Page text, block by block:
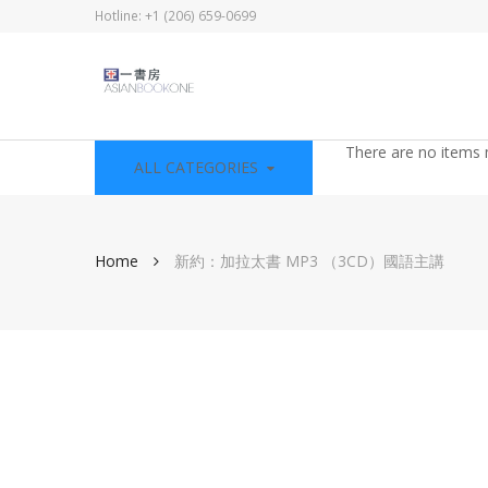
Hotline: +1 (206) 659-0699
ALL CATEGORIES
There are no items
Home 新約：加拉太書 MP3 （3CD）國語主講